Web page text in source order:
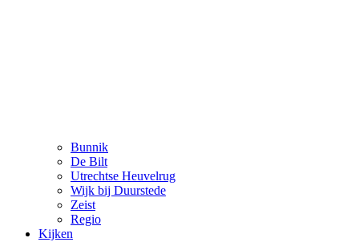
Bunnik
De Bilt
Utrechtse Heuvelrug
Wijk bij Duurstede
Zeist
Regio
Kijken